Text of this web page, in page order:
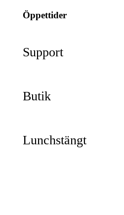
Öppettider
Support
Butik
Lunchstängt